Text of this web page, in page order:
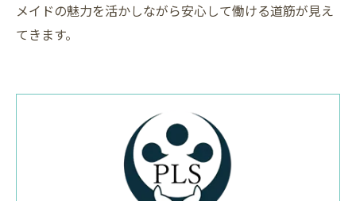
メイドの魅力を活かしながら安心して働ける道筋が見え
てきます。